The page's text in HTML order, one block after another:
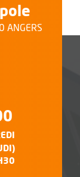
nous
une